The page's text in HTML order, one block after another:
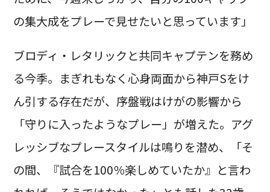
の集大成をプレーで見せたいと思っています」
ブロディ・レタリックと共同キャプテンを務め
る今季。まぎれもなく心身両面から神戸Sをけ
ん引する存在だが、序盤戦はけがの影響から
「守りに入ったようなプレー」が増えた。アグ
レッシブなプレースタイルは鳴りを潜め、「そ
の間、『試合を100％楽しめていたか』と言わ